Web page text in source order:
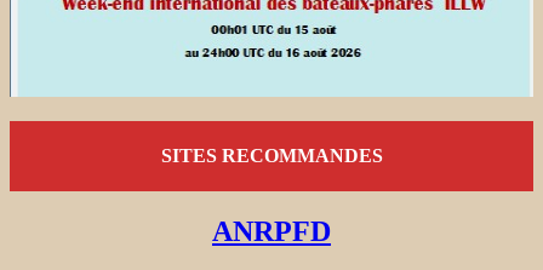
SITES RECOMMANDES
ANRPFD